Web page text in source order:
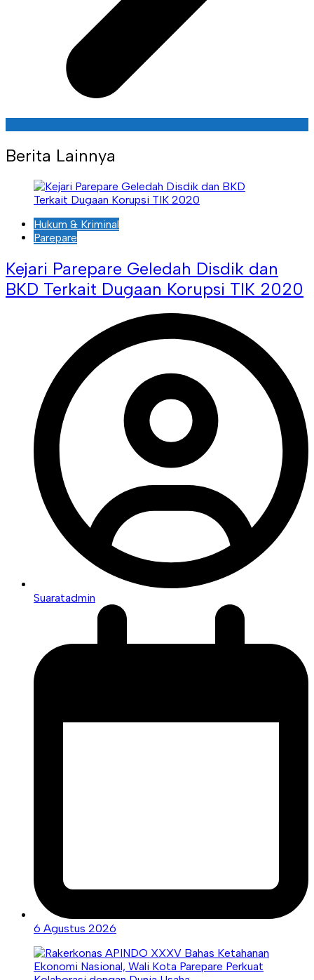
Berita Lainnya
Hukum & Kriminal
Parepare
Kejari Parepare Geledah Disdik dan
BKD Terkait Dugaan Korupsi TIK 2020
Suaratadmin
6 Agustus 2026